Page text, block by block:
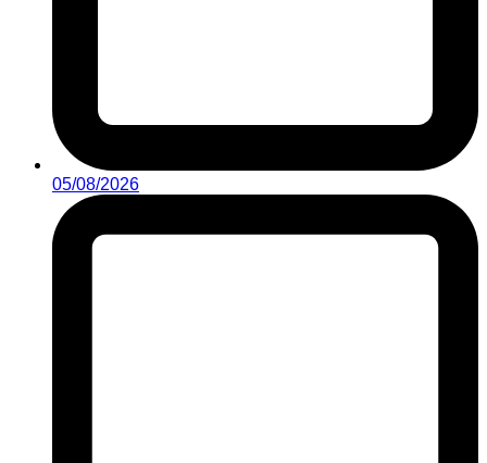
05/08/2026